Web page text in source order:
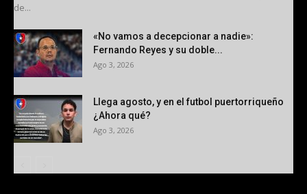
de...
«No vamos a decepcionar a nadie»:
Fernando Reyes y su doble...
Ago 3, 2026
Llega agosto, y en el futbol puertorriqueño
¿Ahora qué?
Ago 3, 2026